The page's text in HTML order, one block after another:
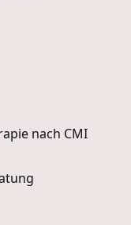
nach CMI